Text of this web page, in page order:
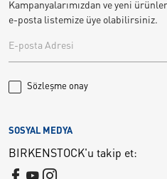
Kampanyalarımızdan ve yeni
e-posta listemize üye olabilirsiniz.
Sözleşme onay
SOSYAL MEDYA
BIRKENSTOCK'u takip et: